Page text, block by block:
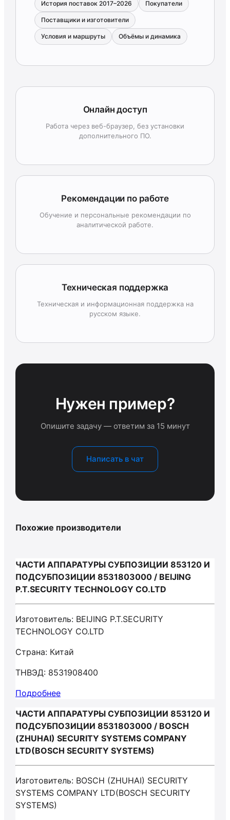
История поставок 2017–2026 Покупатели
Поставщики и изготовители
Условия и маршруты Объёмы и динамика
Онлайн доступ
Работа через веб-браузер, без установки
дополнительного ПО.
Рекомендации по работе
Обучение и персональные рекомендации по
аналитической работе.
Техническая поддержка
Техническая и информационная поддержка на
русском языке.
Нужен пример?
Опишите задачу — ответим за 15 минут
Написать в чат
Похожие производители
ЧАСТИ АППАРАТУРЫ СУБПОЗИЦИИ 853120 И
ПОДСУБПОЗИЦИИ 8531803000 / BEIJING
P.T.SECURITY TECHNOLOGY CO.LTD
Изготовитель: BEIJING P.T.SECURITY
TECHNOLOGY CO.LTD
Страна: Китай
ТНВЭД: 8531908400
Подробнее
ЧАСТИ АППАРАТУРЫ СУБПОЗИЦИИ 853120 И
ПОДСУБПОЗИЦИИ 8531803000 / BOSCH
(ZHUHAI) SECURITY SYSTEMS COMPANY
LTD(BOSCH SECURITY SYSTEMS)
Изготовитель: BOSCH (ZHUHAI) SECURITY
SYSTEMS COMPANY LTD(BOSCH SECURITY
SYSTEMS)